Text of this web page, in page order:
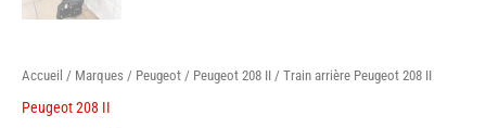
Accueil / Marques / Peugeot / Peugeot 208 II / Train arrière Peugeot 208 II
Peugeot 208 II